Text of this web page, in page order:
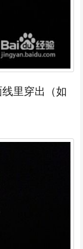
里穿出（如